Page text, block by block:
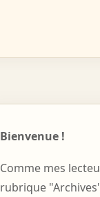
Bienvenue !
Comme mes
rubrique